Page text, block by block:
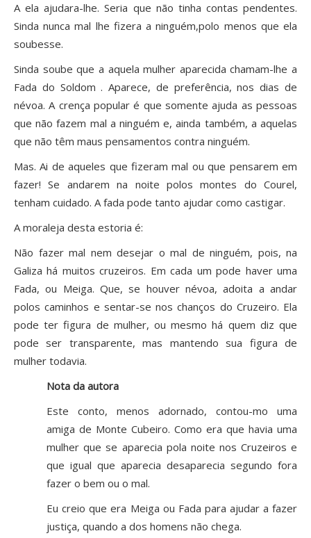
A ela ajudara-lhe. Seria que não tinha contas pendentes.
Sinda nunca mal lhe fizera a ninguém,polo menos que ela
soubesse.
Sinda soube que a aquela mulher aparecida chamam-lhe a
Fada do Soldom . Aparece, de preferência, nos dias de
névoa. A crença popular é que somente ajuda as pessoas
que não fazem mal a ninguém e, ainda também, a aquelas
que não têm maus pensamentos contra ninguém.
Mas. Ai de aqueles que fizeram mal ou que pensarem em
fazer! Se andarem na noite polos montes do Courel,
tenham cuidado. A fada pode tanto ajudar como castigar.
A moraleja desta estoria é:
Não fazer mal nem desejar o mal de ninguém, pois, na
Galiza há muitos cruzeiros. Em cada um pode haver uma
Fada, ou Meiga. Que, se houver névoa, adoita a andar
polos caminhos e sentar-se nos chanços do Cruzeiro. Ela
pode ter figura de mulher, ou mesmo há quem diz que
pode ser transparente, mas mantendo sua figura de
mulher todavia.
Nota da autora
Este conto, menos adornado, contou-mo uma
amiga de Monte Cubeiro. Como era que havia uma
mulher que se aparecia pola noite nos Cruzeiros e
que igual que aparecia desaparecia segundo fora
fazer o bem ou o mal.
Eu creio que era Meiga ou Fada para ajudar a fazer
justiça, quando a dos homens não chega.